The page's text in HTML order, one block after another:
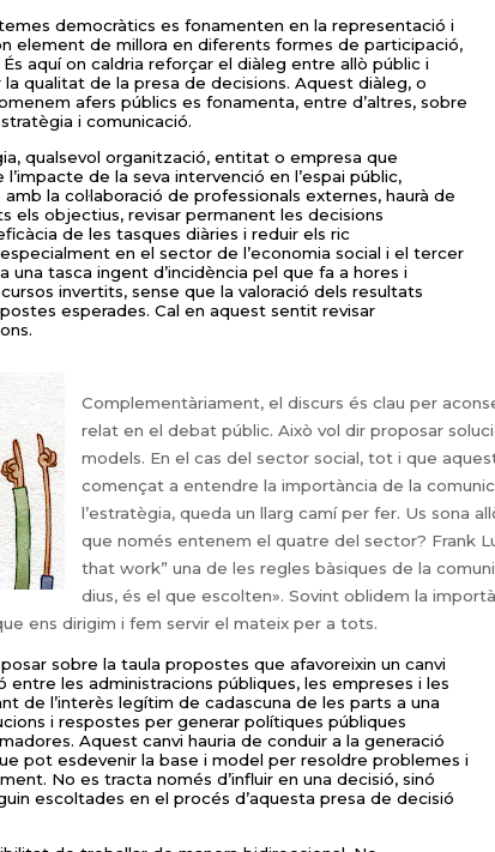
democràtics es fonamenten en la representació i
element de millora en diferents formes de participació,
aquí on caldria reforçar el diàleg entre allò públic i
qualitat de la presa de decisions. Aquest diàleg, o
afers públics es fonamenta, entre d’altres, sobre
i comunicació.
qualsevol organització, entitat o empresa que
l’impacte de la seva intervenció en l’espai públic,
la col·laboració de professionals externes, haurà de
els objectius, revisar permanent les decisions
de les tasques diàries i reduir els ric
especialment en el sector de l’economia social i el tercer
una tasca ingent d’incidència pel que fa a hores i
invertits, sense que la valoració dels resultats
esperades. Cal en aquest sentit revisar
Complementàriament, el discurs és clau per
relat en el debat públic. Això vol dir proposar
models. En el cas del sector social, tot i que
començat a entendre la importància de la
l’estratègia, queda un llarg camí per fer. Us sona
que només entenem el quatre del sector? Frank
that work” una de les regles bàsiques de la
dius, és el que escolten». Sovint oblidem la
ens dirigim i fem servir el mateix per a tots.
sobre la taula propostes que afavoreixin un canvi
entre les administracions públiques, les empreses i les
de l’interès legítim de cadascuna de les parts a una
i respostes per generar polítiques públiques
Aquest canvi hauria de conduir a la generació
pot esdevenir la base i model per resoldre problemes i
No es tracta només d’influir en una decisió, sinó
escoltades en el procés d’aquesta presa de decisió